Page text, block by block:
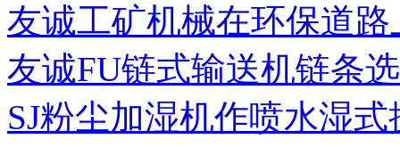
友诚工矿机械在环保道路
友诚FU链式输送机链条
SJ粉尘加湿机作喷水湿